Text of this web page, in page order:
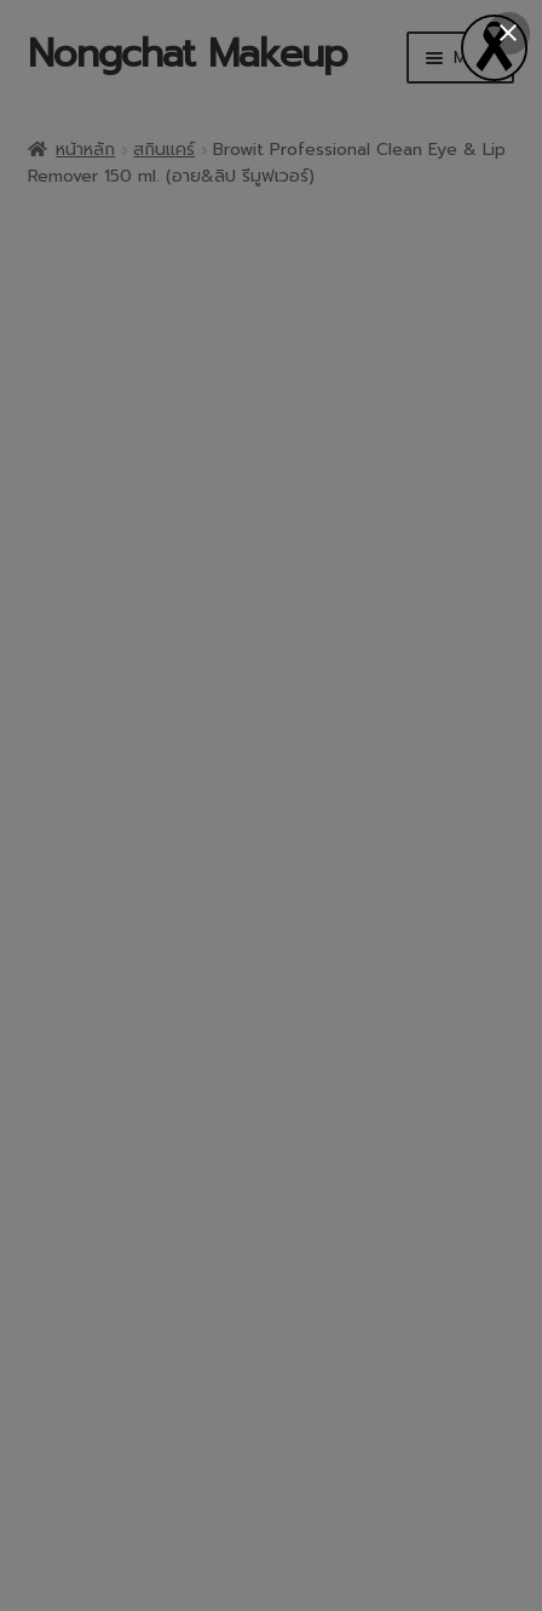
Nongchat Makeup Menu
THA by Nongchat
หน้าหลัก สกินแคร์
Browit Professional Clean Eye & Lip
Remover 150 ml. (อาย&ลิป รีมูฟเวอร์)